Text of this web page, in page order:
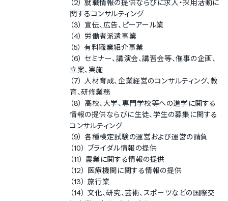
（2） 就職情報の提供ならびに求人・採用活動に
関するコンサルティング
（3） 宣伝、広告、ピーアール業
（4） 労働者派遣事業
（5） 有料職業紹介事業
（6） セミナー、講演会、講習会等、催事の企画、
立案、実施
（7） 人材育成、企業経営のコンサルティング、教
育、研修業務
（8） 高校、大学、専門学校等への進学に関する
情報の提供ならびに生徒、学生の募集に関する
コンサルティング
（9） 各種検定試験の運営および運営の請負
（10） ブライダル情報の提供
（11） 農業に関する情報の提供
（12） 医療機関に関する情報の提供
（13） 旅行業
（14） 文化、研究、芸術、スポーツなどの国際交